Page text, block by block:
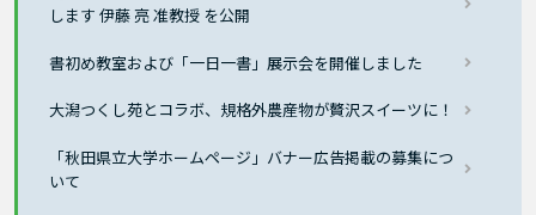
します 伊藤 亮 准教授 を公開
書初め教室および「一日一書」展示会を開催しました
大潟つくし苑とコラボ、規格外農産物が贅沢スイーツに！
「秋田県立大学ホームページ」バナー広告掲載の募集につ
いて